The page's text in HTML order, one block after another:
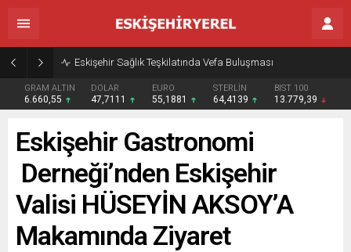
Eskişehir Sağlık Teşkilatında Vefa Buluşması
GRAM ALTIN
6.660,55
DOLAR
47,7111
EURO
55,1881
STERLİN
64,4139
BIST 100
13.779,39
Eskişehir Gastronomi
Derneği’nden Eskişehir
Valisi HÜSEYİN AKSOY’A
Makamında Ziyaret